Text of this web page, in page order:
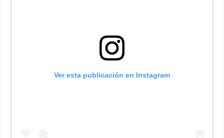
Ver esta publicación en Instagram